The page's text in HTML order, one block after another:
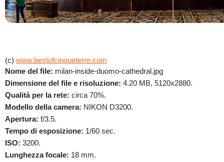
(c) www.bestofcinqueterre.com
Nome del file: milan-inside-duomo-cathedral.jpg
Dimensione del file e risoluzione: 4.20 MB, 5120x2880.
Qualità per la rete: circa 70%.
Modello della camera: NIKON D3200.
Apertura: f/3.5.
Tempo di esposizione: 1/60 sec.
ISO: 3200.
Lunghezza focale: 18 mm.